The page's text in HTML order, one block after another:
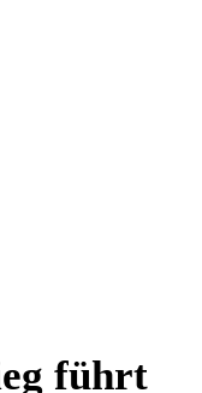
führt